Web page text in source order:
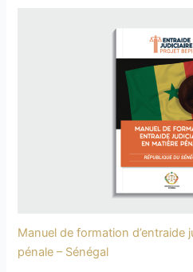
Manuel de formation d’entraide
pénale – Sénégal